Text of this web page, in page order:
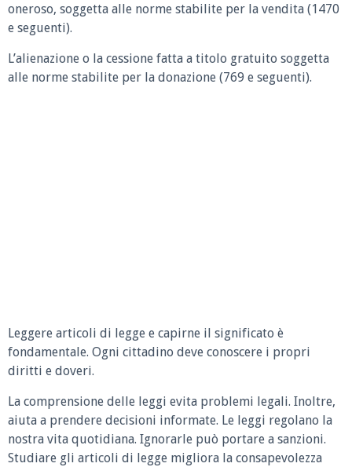
oneroso, soggetta alle norme stabilite per la vendita (1470
e seguenti).
L’alienazione o la cessione fatta a titolo gratuito soggetta
alle norme stabilite per la donazione (769 e seguenti).
Leggere articoli di legge e capirne il significato è
fondamentale. Ogni cittadino deve conoscere i propri
diritti e doveri.
La comprensione delle leggi evita problemi legali. Inoltre,
aiuta a prendere decisioni informate. Le leggi regolano la
nostra vita quotidiana. Ignorarle può portare a sanzioni.
Studiare gli articoli di legge migliora la consapevolezza